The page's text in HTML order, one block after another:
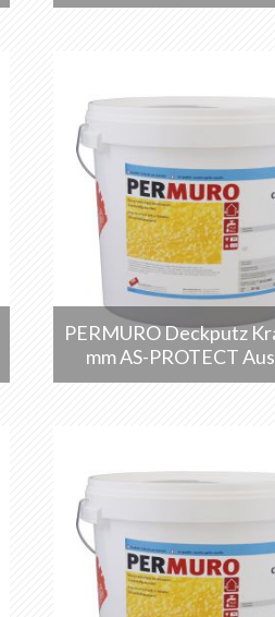
PERMURO Deckputz
mm AS-PROTECT